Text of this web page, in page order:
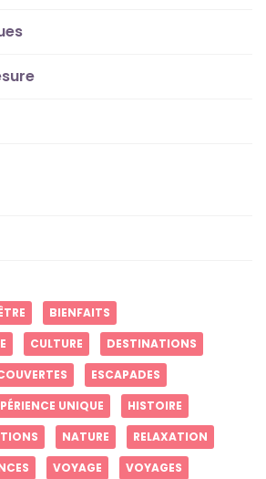
BIENFAITS
CULTURE
DESTINATIONS
ESCAPADES
UNIQUE
HISTOIRE
NATURE
RELAXATION
VOYAGE VOYAGES